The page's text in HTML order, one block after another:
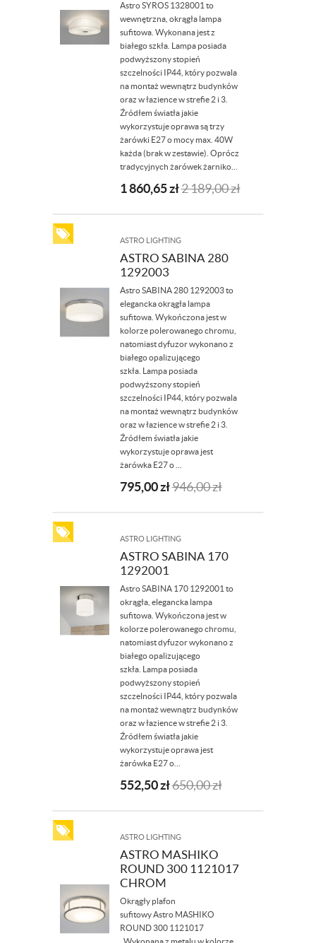
Astro SYROS 1328001 to
wewnętrzna, okrągła lampa
sufitowa. Wykonana jest z
białego szkła. Lampa posiada
podwyższony stopień
szczelności IP44, który pozwala
na montaż wewnątrz budynków
oraz w łazience w strefie 2 i 3.
Źródłem światła jakie
wykorzystuje oprawa są trzy
żarówki E27 o mocy max. 40W
każda (brak w zestawie). Oprócz
tradycyjnych żarówek żarniko...
1 860,65zł2 189,00zł
ASTRO LIGHTING
ASTRO SABINA 280
1292003
Astro SABINA 280 1292003 to
elegancka okrągła lampa
sufitowa. Wykończona jest w
kolorze polerowanego chromu,
natomiast dyfuzor wykonano z
białego opalizującego
szkła. Lampa posiada
podwyższony stopień
szczelności IP44, który pozwala
na montaż wewnątrz budynków
oraz w łazience w strefie 2 i 3.
Źródłem światła jakie
wykorzystuje oprawa jest
żarówka E27 o ...
795,00zł946,00zł
ASTRO LIGHTING
ASTRO SABINA 170
1292001
Astro SABINA 170 1292001 to
okrągła, elegancka lampa
sufitowa. Wykończona jest w
kolorze polerowanego chromu,
natomiast dyfuzor wykonano z
białego opalizującego
szkła. Lampa posiada
podwyższony stopień
szczelności IP44, który pozwala
na montaż wewnątrz budynków
oraz w łazience w strefie 2 i 3.
Źródłem światła jakie
wykorzystuje oprawa jest
żarówka E27 o...
552,50zł650,00zł
ASTRO LIGHTING
ASTRO MASHIKO
ROUND 300 1121017
CHROM
Okrągły plafon
sufitowy Astro MASHIKO
ROUND 300 1121017